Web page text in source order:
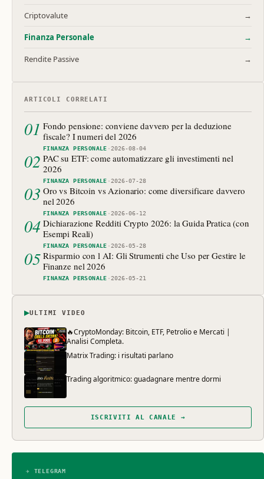
Criptovalute →
Finanza Personale →
Rendite Passive →
ARTICOLI CORRELATI
01 Fondo pensione: conviene davvero per la deduzione
fiscale? I numeri del 2026
FINANZA PERSONALE ·2026-08-04
02 PAC su ETF: come automatizzare gli investimenti nel
2026
FINANZA PERSONALE ·2026-07-28
03 Oro vs Bitcoin vs Azionario: come diversificare davvero
nel 2026
FINANZA PERSONALE ·2026-06-12
04 Dichiarazione Redditi Crypto 2026: la Guida Pratica (con
Esempi Reali)
FINANZA PERSONALE ·2026-05-28
05 Risparmio con l AI: Gli Strumenti che Uso per Gestire le
Finanze nel 2026
FINANZA PERSONALE ·2026-05-21
▶ULTIMI VIDEO
🔥CryptoMonday: Bitcoin, ETF, Petrolio e Mercati |
Analisi Completa.
Matrix Trading: i risultati parlano
Trading algoritmico: guadagnare mentre dormi
ISCRIVITI AL CANALE →
✈ TELEGRAM